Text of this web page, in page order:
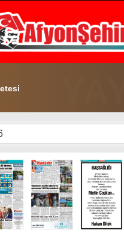
20.1 °
AFYON